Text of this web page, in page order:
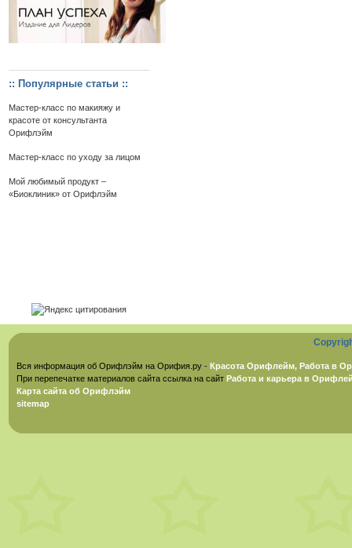
:: Популярные статьи ::
Мастер-класс по макияжу и
красоте от консультанта
Орифлэйм
Мастер-класс по уходу за лицом
Мой любимый продукт –
«Биоклиник» от Орифлэйм
Вся информация об Орифлэйм на Орифия.ру - Красота Орифлейм, Работа в
При перепечатке материалов сайта ссылка на сайт Работа и карьера в
Карта сайта об Орифлэйм
sitemap